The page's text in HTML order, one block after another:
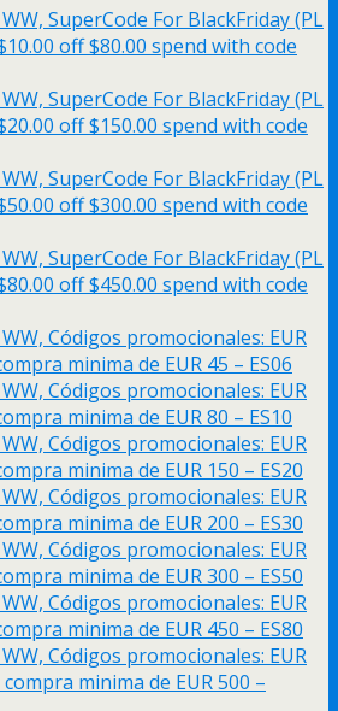
SuperCode For BlackFriday (PL
off $80.00 spend with code
SuperCode For BlackFriday (PL
off $150.00 spend with code
SuperCode For BlackFriday (PL
off $300.00 spend with code
SuperCode For BlackFriday (PL
off $450.00 spend with code
Códigos promocionales: EUR
minima de EUR 45 – ES06
Códigos promocionales: EUR
minima de EUR 80 – ES10
Códigos promocionales: EUR
minima de EUR 150 – ES20
Códigos promocionales: EUR
minima de EUR 200 – ES30
Códigos promocionales: EUR
minima de EUR 300 – ES50
Códigos promocionales: EUR
minima de EUR 450 – ES80
Códigos promocionales: EUR
minima de EUR 500 –